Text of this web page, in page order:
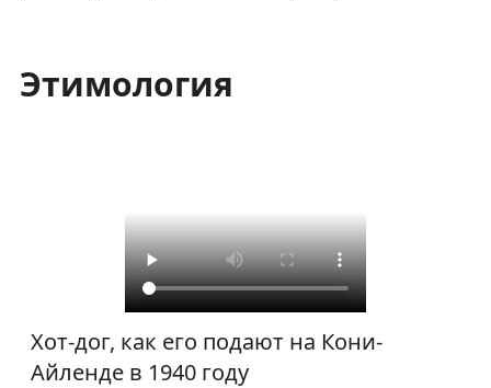
Этимология
Хот-дог, как его подают на Кони-
Айленде в 1940 году